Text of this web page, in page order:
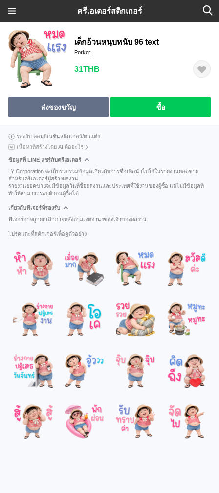
ครีเอเตอร์สติกเกอร์
เด็กอ้วนหนุบหนับ 96 text
Porkor
31THB
ส่งของขวัญ ซื้อ
รองรับ คอมบิเนชันสติกเกอร์/ตกแต่ง
เนื้อหาที่สร้างโดย AI คืออะไร
ข้อมูลที่ LINE แชร์กับครีเอเตอร์
LY Corporation จะเก็บรวบรวมข้อมูลเกี่ยวกับการซื้อเพื่อนำไปใช้ในรายงานยอดขาย
สำหรับครีเอเตอร์ผู้สร้างผลงาน
รายงานยอดขายจะมีข้อมูลวันที่ซื้อผลงานและประเทศที่ใช้งานของผู้ซื้อ แต่ไม่มีข้อมูลที่
ทำให้สามารถระบุตัวตนผู้ซื้อได้
เกี่ยวกับฟีเจอร์ที่รองรับ
ฟีเจอร์อาจถูกยกเลิกภายหลังตามเจตจำนงของเจ้าของผลงาน
โปรดแตะที่สติกเกอร์เพื่อดูตัวอย่าง